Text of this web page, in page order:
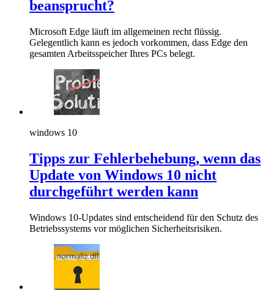
beansprucht?
Microsoft Edge läuft im allgemeinen recht flüssig.
Gelegentlich kann es jedoch vorkommen, dass Edge den
gesamten Arbeitsspeicher Ihres PCs belegt.
windows 10
Tipps zur Fehlerbehebung, wenn das
Update von Windows 10 nicht
durchgeführt werden kann
Windows 10-Updates sind entscheidend für den Schutz des
Betriebssystems vor möglichen Sicherheitsrisiken.